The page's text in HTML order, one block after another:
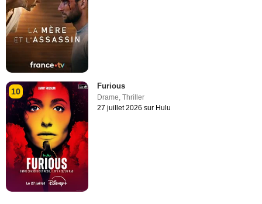
10
Furious
Drame,Thriller
27 juillet 2026 sur Hulu